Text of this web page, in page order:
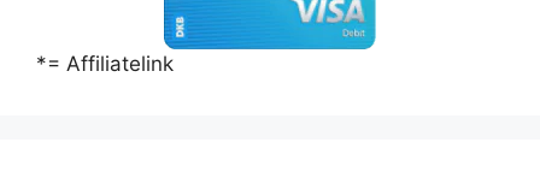
*= Affiliatelink